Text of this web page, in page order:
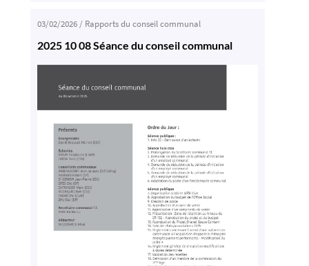
03/02/2026/ Rapports du conseil communal
2025 10 08 Séance du conseil communal